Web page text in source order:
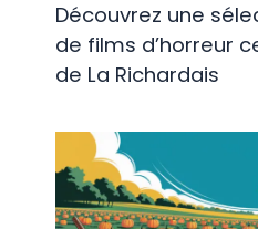
Découvrez une
de films d’horreur
de La Richardais